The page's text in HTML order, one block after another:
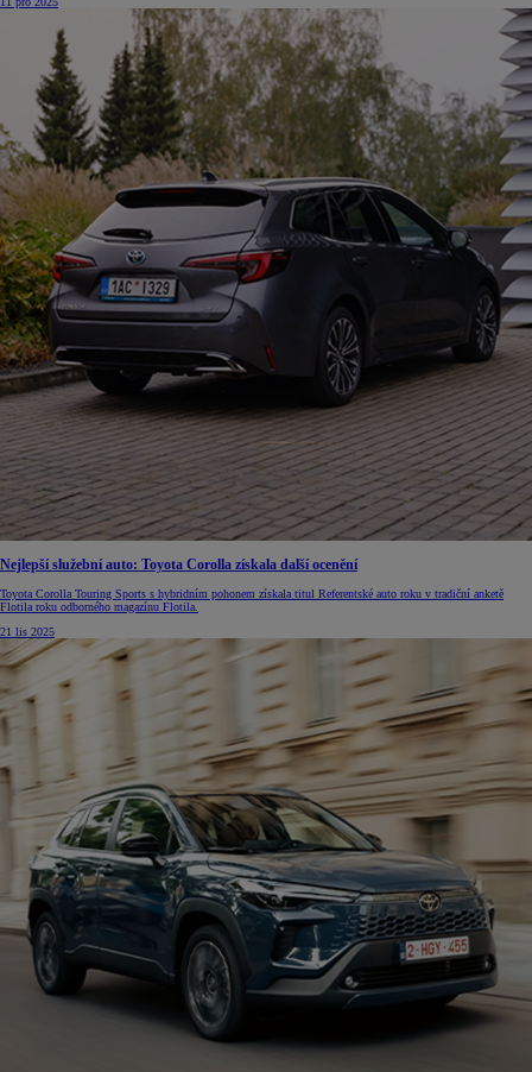
Nejlepší služební auto: Toyota Corolla získala další ocenění
Toyota Corolla Touring Sports s hybridním pohonem získala titul Referentské auto roku v tradiční anketě
Flotila roku odborného magazínu Flotila.
21 lis 2025